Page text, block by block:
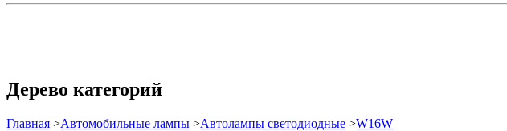
Дерево категорий
Главная >Автомобильные лампы >Автолампы светодиодные >W16W